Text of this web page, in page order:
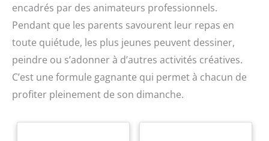
encadrés par des animateurs professionnels.
Pendant que les parents savourent leur repas en
toute quiétude, les plus jeunes peuvent dessiner,
peindre ou s’adonner à d’autres activités créatives.
C’est une formule gagnante qui permet à chacun de
profiter pleinement de son dimanche.